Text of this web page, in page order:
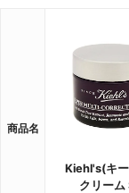
商品名
Kiehl's(キ
クリーム